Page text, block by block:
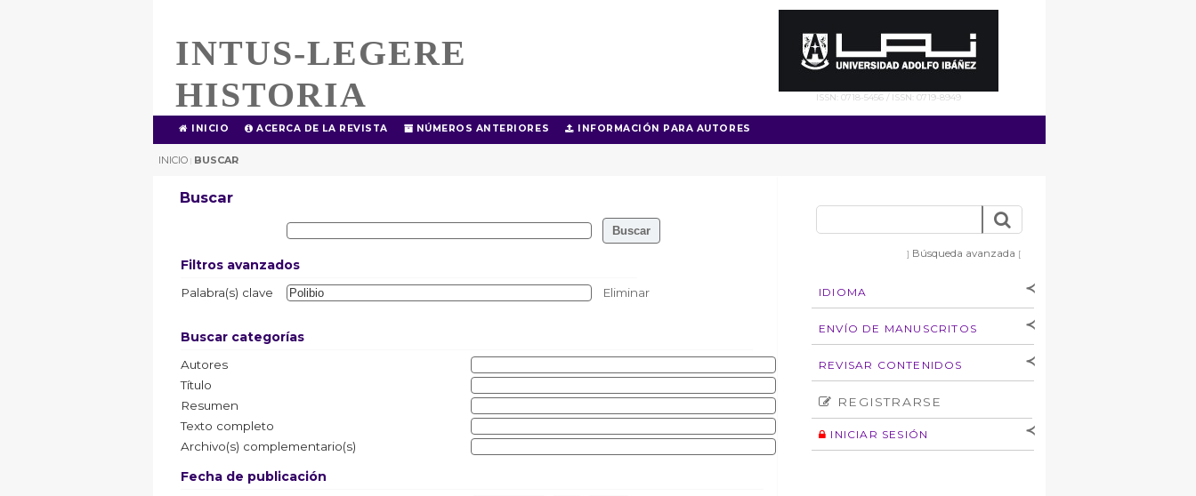
INTUS-LEGERE
HISTORIA
ISSN: 0718-5456 / ISSN: 0719-8949
INICIO ACERCA DE LA REVISTA NÚMEROS ANTERIORES INFORMACIÓN PARA AUTORES
INICIO | BUSCAR
] Búsqueda avanzada [
IDIOMA
[Español ] [English]
ENVÍO DE MANUSCRITOS
autores
Derechos de autoría
Normas éticas
REVISAR CONTENIDOS
Número
Autor
REGISTRARSE
INICIAR SESIÓN
Buscar
Filtros avanzados
Palabra(s) clave Eliminar
Buscar categorías
Autores
Título
Resumen
Texto completo
Archivo(s) complementario(s)
Fecha de publicación